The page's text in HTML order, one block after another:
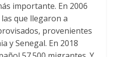
importante. En 2006
que llegaron a
provenientes
y Senegal. En 2018